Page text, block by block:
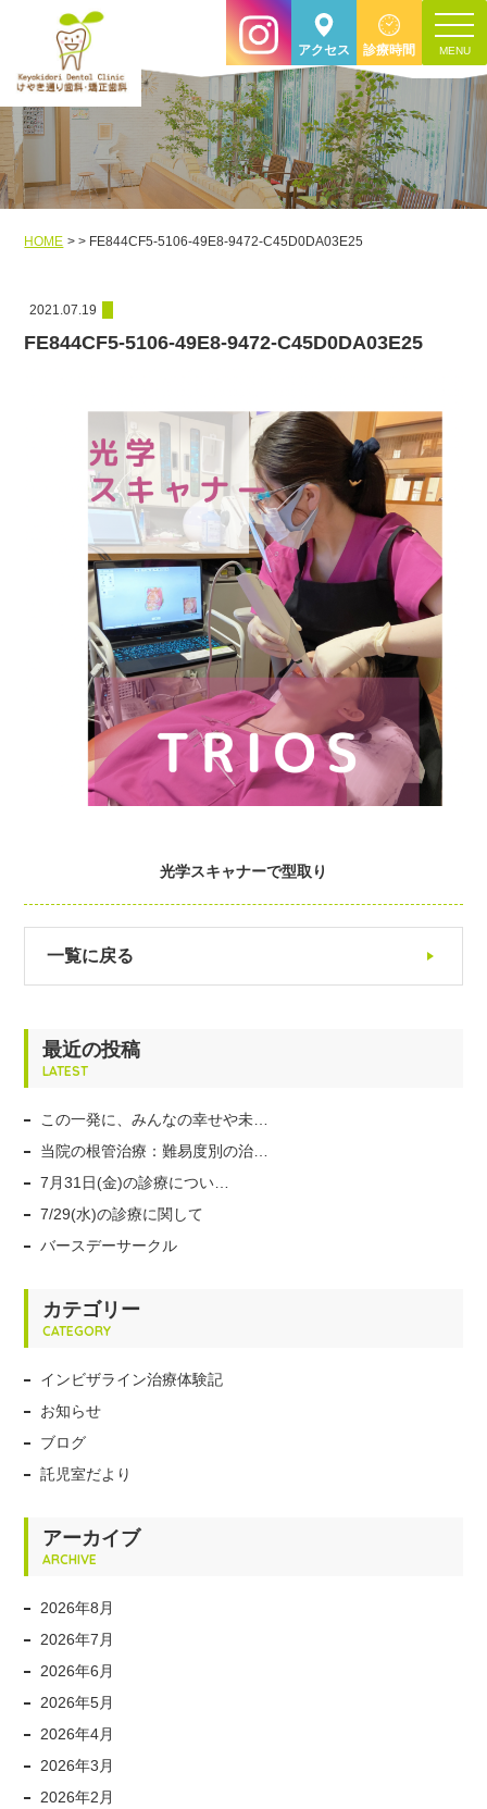
アクセス 診療時間
toggle
HOME FE844CF5-5106-49E8-9472-C45D0DA03E25
2021.07.19
FE844CF5-5106-49E8-9472-C45D0DA03E25
光学スキャナーで型取り
一覧に戻る
最近の投稿
LATEST
この一発に、みんなの幸せや未…
当院の根管治療：難易度別の治…
7月31日(金)の診療につい…
7/29(水)の診療に関して
バースデーサークル
カテゴリー
CATEGORY
インビザライン治療体験記
お知らせ
ブログ
託児室だより
アーカイブ
ARCHIVE
2026年8月
2026年7月
2026年6月
2026年5月
2026年4月
2026年3月
2026年2月